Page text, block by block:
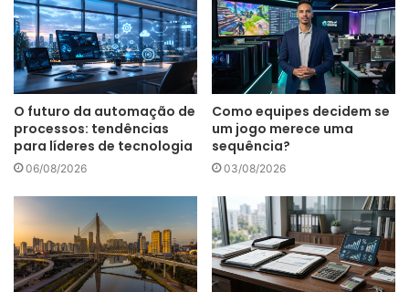
O futuro da automação de
processos: tendências
para líderes de tecnologia
06/08/2026
Como equipes decidem se
um jogo merece uma
sequência?
03/08/2026